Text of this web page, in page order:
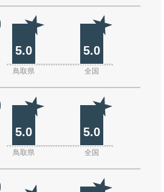
5.0 5.0
鳥取県 全国
5.0 5.0
鳥取県 全国